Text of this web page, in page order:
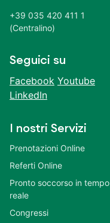
+39 035 420 411 1
(Centralino)
Seguici su
Facebook Youtube
LinkedIn
I nostri Servizi
Prenotazioni Online
Referti Online
Pronto soccorso in tempo
reale
Congressi